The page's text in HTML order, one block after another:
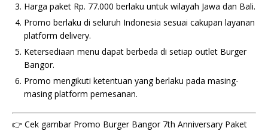
Harga paket Rp. 77.000 berlaku untuk wilayah Jawa dan Bali.
Promo berlaku di seluruh Indonesia sesuai cakupan layanan
platform delivery.
Ketersediaan menu dapat berbeda di setiap outlet Burger
Bangor.
Promo mengikuti ketentuan yang berlaku pada masing-
masing platform pemesanan.
👉 Cek gambar Promo Burger Bangor 7th Anniversary Paket